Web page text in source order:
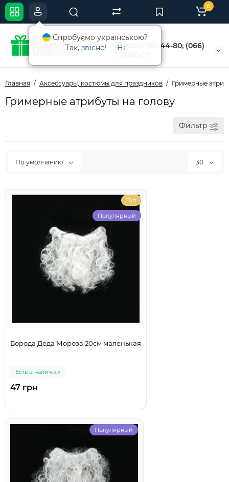
(050) 761-44-80; (066)
0
Главная Аксессуары, костюмы для праздников Гримерные
Гримерные атрибуты на голову
Фильтр
По умолчанию 30
Топ
Популярный
Борода Деда Мороза 20см маленькая
Есть в наличии
47 грн
Популярный
Спробуємо українською?
Так, звісно!
Ні